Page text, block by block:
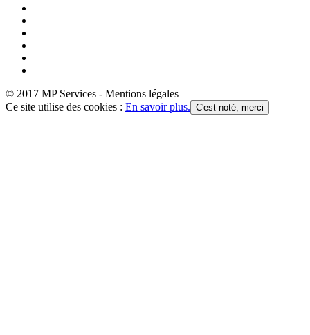
© 2017 MP Services - Mentions légales
Ce site utilise des cookies : En savoir plus. C'est noté, merci